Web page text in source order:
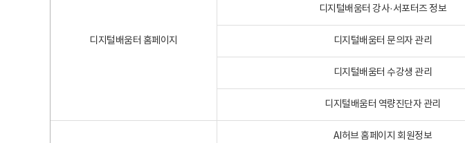
디지털배움터 홈페이지
디지털배움터 강사·서포터즈 정보
디지털배움터 문의자 관리
디지털배움터 수강생 관리
디지털배움터 역량진단자 관리
AI허브 홈페이지 회원정보